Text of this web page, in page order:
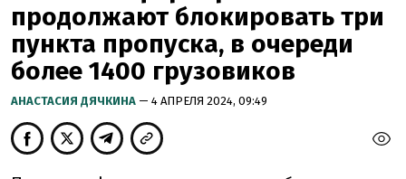
продолжают блокировать три
пункта пропуска, в очереди
более 1400 грузовиков
АНАСТАСИЯ ДЯЧКИНА — 4 АПРЕЛЯ 2024, 09:49